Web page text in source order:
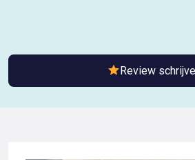
Review